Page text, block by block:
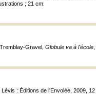
; 21 cm.
Gravel, Globule va à l'école
, Lévis : Éditions de l'Envolée, 2009,